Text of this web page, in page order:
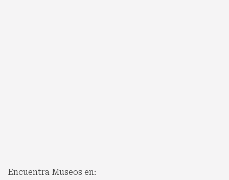
Encuentra Museos en: